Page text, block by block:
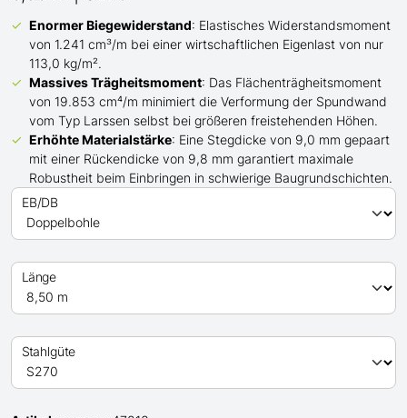
Enormer Biegewiderstand: Elastisches Widerstandsmoment
von 1.241 cm³/m bei einer wirtschaftlichen Eigenlast von nur
113,0 kg/m².
Massives Trägheitsmoment: Das Flächenträgheitsmoment
von 19.853 cm⁴/m minimiert die Verformung der Spundwand
vom Typ Larssen selbst bei größeren freistehenden Höhen.
Erhöhte Materialstärke: Eine Stegdicke von 9,0 mm gepaart
mit einer Rückendicke von 9,8 mm garantiert maximale
Robustheit beim Einbringen in schwierige Baugrundschichten.
EB/DB
Länge
Stahlgüte